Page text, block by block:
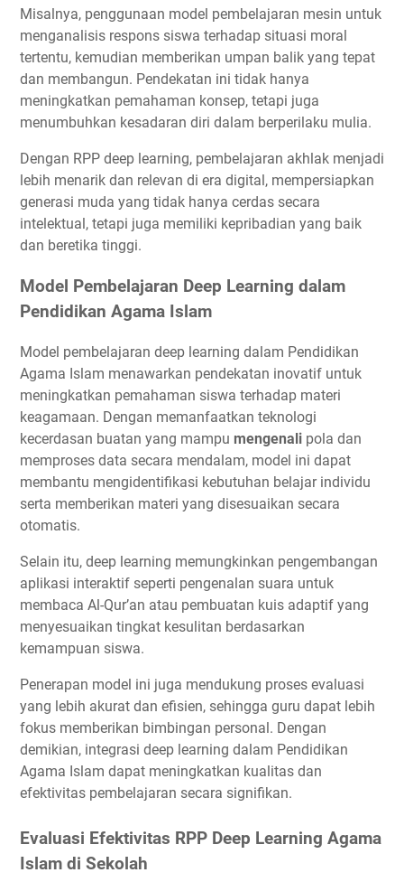
Misalnya, penggunaan model pembelajaran mesin untuk
menganalisis respons siswa terhadap situasi moral
tertentu, kemudian memberikan umpan balik yang tepat
dan membangun. Pendekatan ini tidak hanya
meningkatkan pemahaman konsep, tetapi juga
menumbuhkan kesadaran diri dalam berperilaku mulia.
Dengan RPP deep learning, pembelajaran akhlak menjadi
lebih menarik dan relevan di era digital, mempersiapkan
generasi muda yang tidak hanya cerdas secara
intelektual, tetapi juga memiliki kepribadian yang baik
dan beretika tinggi.
Model Pembelajaran Deep Learning dalam
Pendidikan Agama Islam
Model pembelajaran deep learning dalam Pendidikan
Agama Islam menawarkan pendekatan inovatif untuk
meningkatkan pemahaman siswa terhadap materi
keagamaan. Dengan memanfaatkan teknologi
kecerdasan buatan yang mampu mengenali pola dan
memproses data secara mendalam, model ini dapat
membantu mengidentifikasi kebutuhan belajar individu
serta memberikan materi yang disesuaikan secara
otomatis.
Selain itu, deep learning memungkinkan pengembangan
aplikasi interaktif seperti pengenalan suara untuk
membaca Al-Qur’an atau pembuatan kuis adaptif yang
menyesuaikan tingkat kesulitan berdasarkan
kemampuan siswa.
Penerapan model ini juga mendukung proses evaluasi
yang lebih akurat dan efisien, sehingga guru dapat lebih
fokus memberikan bimbingan personal. Dengan
demikian, integrasi deep learning dalam Pendidikan
Agama Islam dapat meningkatkan kualitas dan
efektivitas pembelajaran secara signifikan.
Evaluasi Efektivitas RPP Deep Learning Agama
Islam di Sekolah